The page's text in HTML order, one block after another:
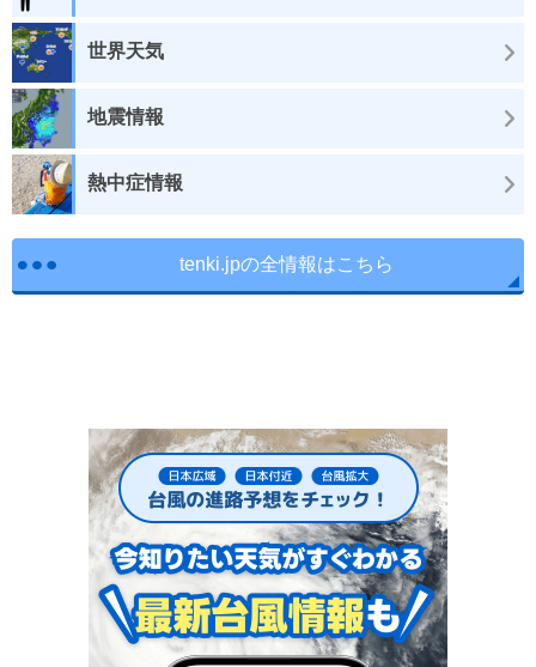
世界天気
地震情報
熱中症情報
tenki.jpの全情報はこちら